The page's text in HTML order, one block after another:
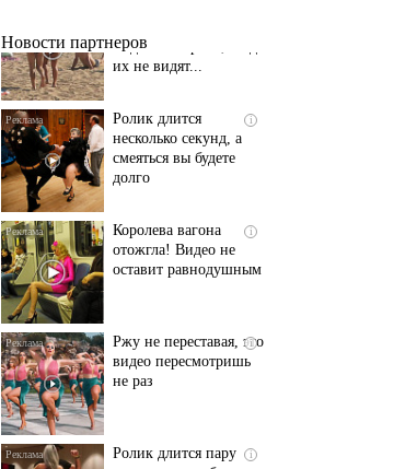
Новости партнеров
Ролик длится
долго
Королева вагона